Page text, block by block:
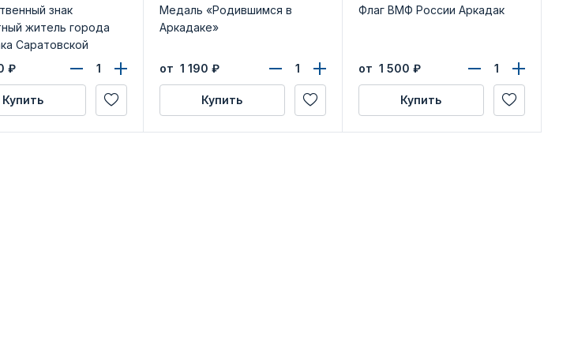
знак
житель города
Саратовской
₽
Купить
Медаль «Родившимся в
Аркадаке»
от 1 190 ₽
Купить
Флаг ВМФ России Аркадак
от 1 500 ₽
Купить